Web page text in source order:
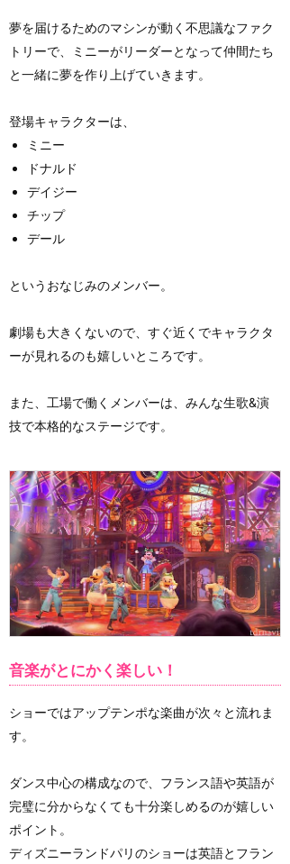
夢を届けるためのマシンが動く不思議なファク
トリーで、ミニーがリーダーとなって仲間たち
と一緒に夢を作り上げていきます。
登場キャラクターは、
ミニー
ドナルド
デイジー
チップ
デール
というおなじみのメンバー。
劇場も大きくないので、すぐ近くでキャラクタ
ーが見れるのも嬉しいところです。
また、工場で働くメンバーは、みんな生歌&演
技で本格的なステージです。
音楽がとにかく楽しい！
ショーではアップテンポな楽曲が次々と流れま
す。
ダンス中心の構成なので、フランス語や英語が
完璧に分からなくても十分楽しめるのが嬉しい
ポイント。
ディズニーランドパリのショーは英語とフラン